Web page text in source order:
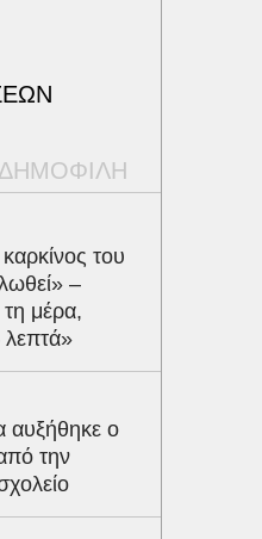
ΔΗΜΟΦΙΛΗ
του
–
μέρα,
λεπτά»
αυξήθηκε ο
την